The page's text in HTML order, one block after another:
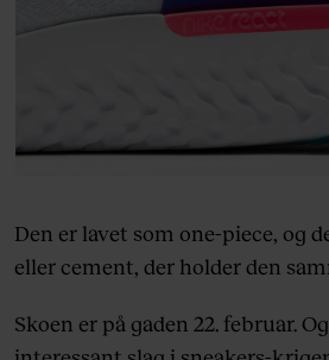
Den er lavet som one-piece, og
eller cement, der holder den
Skoen er på gaden 22. februar.